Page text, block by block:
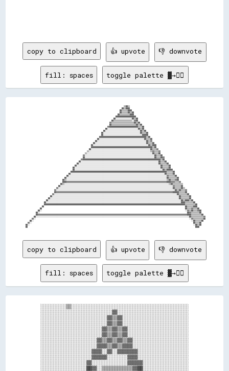
copy to clipboard 👍 upvote 👎 downvote
fill: spaces toggle palette ▓→✊🏽
                                                                                                  ▒▒██▒▒                                                                          
                                                                                                ██▒▒████                                                                          
                                                                                              ██▒▒▒▒▒▒████                                                                        
                                                                                              ██▒▒▒▒▒▒██▒▒██                                                                      
                                                                                            ██▒▒▒▒▒▒▒▒▒▒████                                                                      
                                                                                          ████████████████████                                                                    
                                                                                        ██░░░░░░░░░░░░░░░░██▒▒██                                                                  
                                                                                      ██▒▒▒▒▒▒▒▒▒▒▒▒▒▒▒▒▒▒░░▓▓██                                                                  
                                                                                    ▓▓▒▒▒▒▒▒▒▒▒▒▒▒▒▒▒▒▒▒▒▒▒▒██▒▒██                                                                
                                                                                    ██▒▒▒▒▒▒▒▒▒▒▒▒▒▒▒▒▒▒▒▒▒▒▒▒██▒▒██                                                              
                                                                                  ▓▓████████████████████████████▒▒▒▒██                                                            
                                                                                ██░░░░░░░░░░░░░░░░░░░░░░░░░░░░░░██▒▒██                                                            
                                                                              ██░░░░░░░░░░░░░░░░░░░░░░░░░░░░░░░░░░██▒▒██                                                          
                                                                            ██░░░░░░░░░░░░░░░░░░░░░░░░░░░░░░░░░░░░██▒▒▒▒██                                                        
                                                                            ██░░░░░░░░░░░░░░░░░░░░░░░░░░░░░░░░░░░░░░██████                                                        
                                                                          ██████████████████████████████████████████████▒▒██                                                      
                                                                        ██░░░░░░░░░░░░░░░░░░░░░░░░░░░░░░░░░░░░░░░░░░░░██▒▒▒▒██                                                    
                                                                      ██░░░░░░░░░░░░░░░░░░░░░░░░░░░░░░░░░░░░░░░░░░░░░░░░██▒▒▓▓                                                    
                                                                    ██░░░░░░░░░░░░░░░░░░░░░░░░░░░░░░░░░░░░░░░░░░░░░░░░░░██▒▒▒▒██                                                  
                                                                  ██░░░░░░░░░░░░░░░░░░░░░░░░░░░░░░░░░░░░░░░░░░░░░░░░░░░░░░██▒▒████                                                
                                                                  ████████████████████████████████████████████████████████████▒▒██                                                
                                                                ██░░░░░░░░░░░░░░░░░░░░░░░░░░░░░░░░░░░░░░░░░░░░░░░░░░░░░░░░░░██▒▒▒▒▓▓                                              
                                                              ▒▒░░░░░░░░░░░░░░░░░░░░░░░░░░░░░░░░░░░░░░░░░░░░░░░░░░░░░░░░░░░░▒▒▓▓▒▒▒▒▓▓                                            
                                                            ▒▒░░░░░░░░░░░░░░░░░░░░░░░░░░░░░░░░░░░░░░░░░░░░░░░░░░░░░░░░░░░░░░░░██▒▒▒▒██                                            
                                                          ▓▓░░░░░░░░░░░░░░░░░░░░░░░░░░░░░░░░░░░░░░░░░░░░░░░░░░░░░░░░░░░░░░░░░░░░██▒▒▒▒██                                          
                                                          ██░░░░░░░░░░░░░░░░░░░░░░░░░░░░░░░░░░░░░░░░░░░░░░░░░░░░░░░░░░░░░░░░░░░░██▒▒▒▒██▓▓                                        
                                                        ▓▓████████████████████████████████████████████████████████████████████████████▒▒██                                        
                                                      ██░░░░░░░░░░░░░░░░░░░░░░░░░░░░░░░░░░░░░░░░░░░░░░░░░░░░░░░░░░░░░░░░░░░░░░░░░░░░██▒▒▒▒██                                      
                                                    ██░░░░░░░░░░░░░░░░░░░░░░░░░░░░░░░░░░░░░░░░░░░░░░░░░░░░░░░░░░░░░░░░░░░░░░░░░░░░░░██▒▒▒▒▒▒██                                    
                                                  ██░░░░░░░░░░░░░░░░░░░░░░░░░░░░░░░░░░░░░░░░░░░░░░░░░░░░░░░░░░░░░░░░░░░░░░░░░░░░░░░░░░██▒▒▒▒▒▒██                                  
                                                ██░░░░░░░░░░░░░░░░░░░░░░░░░░░░░░░░░░░░░░░░░░░░░░░░░░░░░░░░░░░░░░░░░░░░░░░░░░░░░░░░░░░░██▒▒▒▒▒▒██                                  
                                                ██░░░░░░░░░░░░░░░░░░░░░░░░░░░░░░░░░░░░░░░░░░░░░░░░░░░░░░░░░░░░░░░░░░░░░░░░░░░░░░░░░░░░░░██▒▒██████                                
                                              ██████████████████████████████████████████████████████████████████████████████████████████████▒▒▒▒▒▒██                              
                                            ██░░░░░░░░░░░░░░░░░░░░░░░░░░░░░░░░░░░░░░░░░░░░░░░░░░░░░░░░░░░░░░░░░░░░░░░░░░░░░░░░░░░░░░░░░░░░██▒▒▒▒▒▒██                              
                                          ██░░░░░░░░░░░░░░░░░░░░░░░░░░░░░░░░░░░░░░░░░░░░░░░░░░░░░░░░░░░░░░░░░░░░░░░░░░░░░░░░░░░░░░░░░░░░░░░░▓▓▒▒▒▒▒▒██                            
                                        ██░░░░░░░░░░░░░░░░░░░░░░░░░░░░░░░░░░░░░░░░░░░░░░░░░░░░░░░░░░░░░░░░░░░░░░░░░░░░░░░░░░░░░░░░░░░░░░░░░░██▒▒▒▒▒▒▒▒██                          
                                      ██▒▒░░░░░░░░░░░░░░░░░░░░░░░░░░░░░░░░░░░░░░░░░░░░░░░░░░░░░░░░░░░░░░░░░░░░░░░░░░░░░░░░░░░░░░░░░░░░░░░░░░▒▒██▒▒▒▒▓▓██                          
                                      ████▓▓▓▓▓▓▓▓▓▓▓▓▓▓▓▓▓▓▓▓▓▓▓▓▓▓▓▓▓▓▓▓▓▓▓▓▓▓▓▓▓▓▓▓▓▓▓▓▓▓▓▓▓▓▓▓▓▓▓▓▓▓▓▓▓▓▓▓▓▓▓▓▓▓▓▓▓▓▓▓▓▓▓▓▓▓▓▓▓▓▓▓▓▓▓▓▓▓████▓▓▓▓▒▒▒▒▓▓                        
                                    ██▒▒░░░░░░░░░░░░░░░░░░░░░░░░░░░░░░░░░░░░░░░░░░░░░░░░░░░░░░░░░░░░░░░░░░░░░░░░░░░░░░░░░░░░░░░░░░░░░░░░░░░░░░▒▒██▒▒▒▒▒▒▒▒▒▒                      
                                  ██░░░░░░░░░░░░░░░░░░░░░░░░░░░░░░░░░░░░░░░░░░░░░░░░░░░░░░░░░░░░░░░░░░░░░░░░░░░░░░░░░░░░░░░░░░░░░░░░░░░░░░░░░░░░░░▓▓▒▒▒▒▒▒██                      
                                ▓▓░░░░░░░░░░░░░░░░░░░░░░░░░░░░░░░░░░░░░░░░░░░░░░░░░░░░░░░░░░░░░░░░░░░░░░░░░░░░░░░░░░░░░░░░░░░░░░░░░░░░░░░░░░░░░░░░██▒▒▒▒▒▒██▒▒                    
                              ▓▓░░░░░░░░░░░░░░░░░░░░░░░░░░░░░░░░░░░░░░░░░░░░░░░░░░░░░░░░░░░░░░░░░░░░░░░░░░░░░░░░░░░░░░░░░░░░░░░░░░░░░░░░░░░░░░░░░░░░██▒▒██▒▒▒▒▓▓                  
                              ██▓▓▓▓▓▓▓▓▓▓▓▓▓▓▓▓▓▓▓▓▓▓▓▓▓▓▓▓▓▓▓▓▓▓▓▓▓▓▓▓▓▓▓▓▓▓▓▓▓▓▓▓▓▓▓▓▓▓▓▓▓▓▓▓▓▓▓▓▓▓▓▓▓▓▓▓▓▓▓▓▓▓▓▓▓▓▓▓▓▓▓▓▓▓▓▓▓▓▓▓▓▓▓▓▓▓▓▓▓▓▓▓▓▓██████▒▒▒▒▒▒██                  
                            ▓▓░░░░░░░░░░░░░░░░░░░░░░░░░░░░░░░░░░░░░░░░░░░░░░░░░░░░░░░░░░░░░░░░░░░░░░░░░░░░░░░░░░░░░░░░░░░░░░░░░░░░░░░░░░░░░░░░░░░░░░░░██▒▒▒▒▒▒▒▒██                
                          ██░░░░░░░░░░░░░░░░░░░░░░░░░░░░░░░░░░░░░░░░░░░░░░░░░░░░░░░░░░░░░░░░░░░░░░░░░░░░░░░░░░░░░░░░░░░░░░░░░░░░░░░░░░░░░░░░░░░░░░░░░░░░██▒▒▒▒▒▒▒▒██              
                        ██░░░░░░░░░░░░░░░░░░░░░░░░░░░░░░░░░░░░░░░░░░░░░░░░░░░░░░░░░░░░░░░░░░░░░░░░░░░░░░░░░░░░░░░░░░░░░░░░░░░░░░░░░░░░░░░░░░░░░░░░░░░░░░██▒▒▒▒▒▒▒▒██              
                      ██░░░░░░░░░░░░░░░░░░░░░░░░░░░░░░░░░░░░░░░░░░░░░░░░░░░░░░░░░░░░░░░░░░░░░░░░░░░░░░░░░░░░░░░░░░░░░░░░░░░░░░░░░░░░░░░░░░░░░░░░░░░░░░░░░░██▒▒████▒▒██            
                    ██░░░░░░░░░░░░░░░░░░░░░░░░░░░░░░░░░░░░░░░░░░░░░░░░░░░░░░░░░░░░░░░░░░░░░░░░░░░░░░░░░░░░░░░░░░░░░░░░░░░░░░░░░░░░░░░░░░░░░░░░░░░░░░░░░░░░████▒▒▒▒▒▒▒▒██          
                    ██████████████████████████████████████████████████████████████████████████████████████████████████████████████████████████████████████████▒▒▒▒▒▒▒▒▒▒██        
                  ██                                                                                                                                          ██▒▒▒▒▒▒████        
                ██                                                                                                                                            ██▒▒▒▒▓▓▒▒▒▒██      
              ██░░                                                                                                                                            ░░▓▓▒▒██▒▒▒▒▓▓██    
            ██░░                                                                                                                                                ██▓▓▒▒▒▒▒▒▒▒██    
            ██▓▓▓▓▓▓▓▓▓▓▓▓▓▓▓▓▓▓▓▓▓▓▓▓▓▓▓▓▓▓▓▓▓▓▓▓▓▓▓▓▓▓▓▓▓▓▓▓▓▓▓▓▓▓▓▓▓▓▓▓▓▓▓▓▓▓▓▓▓▓▓▓▓▓▓▓▓▓▓▓▓▓▓▓▓▓▓▓▓▓▓▓▓▓▓▓▓▓▓▓▓▓▓▓▓▓▓▓▓▓▓▓▓▓▓▓▓▓▓▓▓▓▓▓▓▓▓▓▓▓▓▓▓▓▓▓▓▓▓▓▓▓▓▓▓▓████▒▒▒▒▒▒▒▒▒▒██  
          ██░░░░░░░░░░░░░░░░░░░░░░░░░░░░░░░░░░░░░░░░░░░░░░░░░░░░░░░░░░░░░░░░░░░░░░░░░░░░░░░░░░░░░░░░░░░░░░░░░░░░░░░░░░░░░░░░░░░░░░░░░░░░░░░░░░░░░░░░░░░░░░░░░░░░░░██▒▒▒▒▒▒▒▒▒▒▒▒▓▓
        ▓▓░░
copy to clipboard 👍 upvote 👎 downvote
fill: spaces toggle palette ▓→✊🏽
░░░░░░░░░░▒▒░░░░░░░░░░░░░░░░░░░░░░░░░░░░░░░░░░░░░░░░░░░░░░
░░░░░░░░░░░░░░░░░░░░░░░░░░░░▓▓░░░░░░░░░░░░░░░░░░░░░░░░░░░░
░░░░░░░░░░░░░░░░░░░░░░░░░░▓▓▒▒▓▓░░░░░░░░░░░░░░░░░░░░░░░░░░
░░░░░░░░░░░░░░░░░░░░░░░░░░▓▓▒▒▓▓░░░░░░░░░░░░░░░░░░░░░░░░░░
░░░░░░░░░░░░░░░░░░░░░░░░▓▓▒▒▓▓▒▒▓▓░░░░░░░░░░░░░░░░░░░░░░░░
░░░░░░░░░░░░░░░░░░░░░░░░▓▓▒▒▓▓▒▒▓▓░░░░░░░░░░░░░░░░░░░░░░░░
░░░░░░░░░░░░░░░░░░░░░░▓▓▒▒▓▓▒▒▓▓▒▒▓▓░░░░░░░░░░░░░░░░░░░░░░
░░░░░░░░░░░░░░░░░░░░░░▓▓▓▓▒▒▓▓▒▒▓▓▓▓░░░░░░░░░░░░░░░░░░░░░░
░░░░░░░░░░░░░░░░░░░░▓▓▓▓░░▓▓░░▓▓▓▓▓▓▓▓░░░░░░░░░░░░░░░░░░░░
░░░░░░░░░░░░░░░░░░░░▓▓▓▓▓▓░░░░░░░░▓▓▓▓░░░░░░░░░░░░░░░░░░░░
░░░░░░░░░░░░░░░░░░▓▓░░░░░░░░░░░░░░▓▓▓▓▓▓░░░░░░░░░░░░░░░░░░
░░░░░░░░░░░░░░░░░░██▓▓░░▒▒▒▒▒▒▒▒▒▒▒▒▓▓██░░░░░░░░░░░░░░░░░░